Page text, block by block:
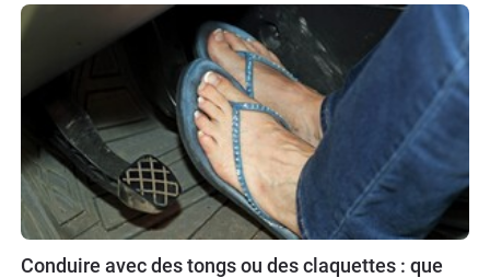
Conduire avec des tongs ou des claquettes : que